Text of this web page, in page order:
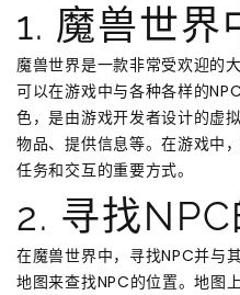
1. 魔兽世界
魔兽世界是一款非常受欢迎的
可以在游戏中与各种各样的
色，是由游戏开发者设计的虚
物品、提供信息等。在游戏中
任务和交互的重要方式。
2. 寻找
在魔兽世界中，寻找NPC并与
地图来查找NPC的位置。地图